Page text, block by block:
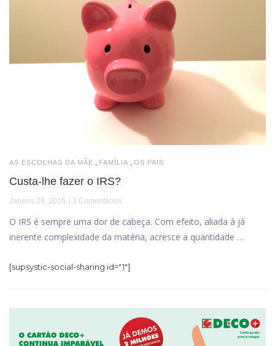
AS ESCOLHAS DA MÃE FAMÍLIA OS PAIS
Custa-lhe fazer o IRS?
Janeiro 29, 2016 3 Comentários
O IRS é sempre uma dor de cabeça. Com efeito, aliada à já
inerente complexidade da matéria, acresce a quantidade …
[supsystic-social-sharing id="1"]